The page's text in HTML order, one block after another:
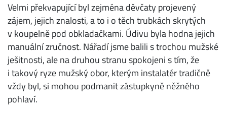
Velmi překvapující byl zejména děvčaty projevený
zájem, jejich znalosti, a to i o těch trubkách skrytých
v koupelně pod obkladačkami. Údivu byla hodna jejich
manuální zručnost. Nářadí jsme balili s trochou mužské
ješitnosti, ale na druhou stranu spokojeni s tím, že
i takový ryze mužský obor, kterým instalatér tradičně
vždy byl, si mohou podmanit zástupkyně něžného
pohlaví.